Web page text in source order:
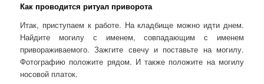
Как проводится ритуал приворота
Итак, приступаем к работе. На кладбище можно идти днем.
Найдите могилу с именем, совпадающим с именем
привораживаемого. Зажгите свечу и поставьте на могилу.
Фотографию положите рядом. И также положите на могилу
носовой платок.